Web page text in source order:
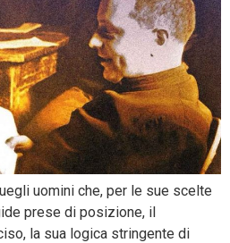
uomini che, per le sue scelte
prese di posizione, il
la sua logica stringente di